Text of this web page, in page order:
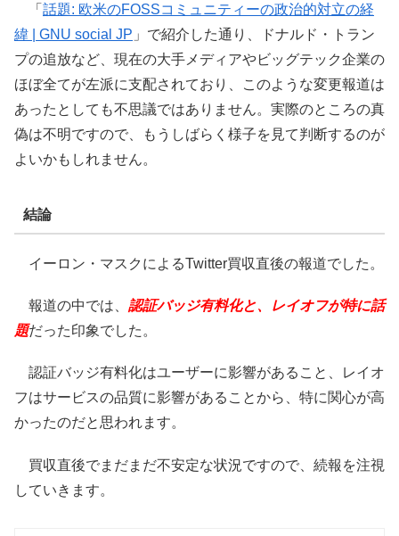
「 話題: 欧米のFOSSコミュニティーの政治的対立の経
緯 | GNU social JP 」で紹介した通り、ドナルド・トラン
プの追放など、現在の大手メディアやビッグテック企業の
ほぼ全てが左派に支配されており、このような変更報道は
あったとしても不思議ではありません。実際のところの真
偽は不明ですので、もうしばらく様子を見て判断するのが
よいかもしれません。
結論
イーロン・マスクによるTwitter買収直後の報道でした。
報道の中では、 認証バッジ有料化と、レイオフが特に話
題だった印象でした。
認証バッジ有料化はユーザーに影響があること、レイオ
フはサービスの品質に影響があることから、特に関心が高
かったのだと思われます。
買収直後でまだまだ不安定な状況ですので、続報を注視
していきます。